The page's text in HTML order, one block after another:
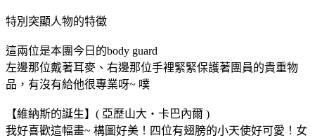
特別突顯人物的特徵
這兩位是本團今日的body guard
左邊那位戴著耳麥、右邊那位手裡緊緊保護著團員的貴重物
品，有沒有給他很專業呀~ 噗
【維納斯的誕生】( 亞歷山大‧卡巴內爾 )
我好喜歡這幅畫~ 構圖好美！四位有翅膀的小天使好可愛！女